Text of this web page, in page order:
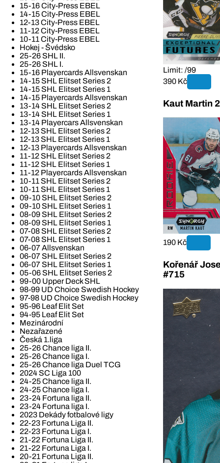
15-16 City-Press EBEL
14-15 City-Press EBEL
12-13 City-Press EBEL
11-12 City-Press EBEL
10-11 City-Press EBEL
Hokej - Švédsko
25-26 SHL II.
25-26 SHL I.
15-16 Playercards Allsvenskan
14-15 SHL Elitset Series 2
14-15 SHL Elitset Series 1
14-15 Playercards Allsvenskan
13-14 SHL Elitset Series 2
13-14 SHL Elitset Series 1
13-14 Playercars Allsvenskan
12-13 SHL Elitset Series 2
12-13 SHL Elitset Series 1
12-13 Playercards Allsvenskan
11-12 SHL Elitset Series 2
11-12 SHL Elitset Series 1
11-12 Playercards Allsvenskan
10-11 SHL Elitset Series 2
10-11 SHL Elitset Series 1
09-10 SHL Elitset Series 2
09-10 SHL Elitset Series 1
08-09 SHL Elitset Series 2
08-09 SHL Elitset Series 1
07-08 SHL Elitset Series 2
07-08 SHL Elitset Series 1
06-07 Allsvenskan
06-07 SHL Elitset Series 2
06-07 SHL Elitset Series 1
05-06 SHL Elitset Series 2
99-00 Upper Deck SHL
98-99 UD Choice Swedish Hockey
97-98 UD Choice Swedish Hockey
95-96 Leaf Elit Set
94-95 Leaf Elit Set
Mezinárodní
Nezařazené
Česká 1.liga
25-26 Chance liga II.
25-26 Chance liga I.
25-26 Chance liga Duel TCG
2024 SC Liga 100
24-25 Chance liga II.
24-25 Chance liga I.
23-24 Fortuna liga II.
23-24 Fortuna liga I.
2023 Dekády fotbalové ligy
22-23 Fortuna Liga II.
22-23 Fortuna Liga I.
21-22 Fortuna Liga II.
21-22 Fortuna Liga I.
20-21 Fortuna Liga II.
Limit: /99
390 Kč
Kaut Martin
190 Kč
Kořenář
#715